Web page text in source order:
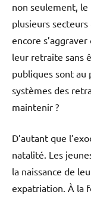
non seulement, le
plusieurs secteurs
encore
leur retraite sans
publiques sont au
systèmes des
maintenir ?
D’autant que
natalité. Les
la naissance de
expatriation. À la